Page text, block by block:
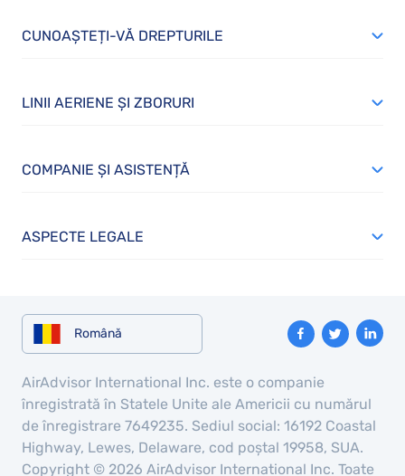
CUNOAȘTEȚI-VĂ DREPTURILE
LINII AERIENE ȘI ZBORURI
COMPANIE ȘI ASISTENȚĂ
ASPECTE LEGALE
Română
AirAdvisor International Inc. este o companie
înregistrată în Statele Unite ale Americii cu numărul
de înregistrare 7649235. Sediul social: 16192 Coastal
Highway, Lewes, Delaware, cod poștal 19958, SUA.
Copyright © 2026 AirAdvisor International Inc. Toate